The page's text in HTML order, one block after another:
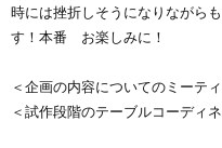
時には挫折しそうになりながら
す！本番 お楽しみに！
＜企画の内容についてのミーテ
＜試作段階のテーブルコーディ